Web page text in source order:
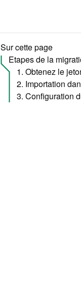
Sur cette page
Etapes de la